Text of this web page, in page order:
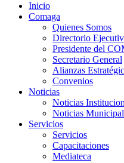
Inicio
Comaga
Quienes Somos
Directorio
Presidente del
Secretario General
Alianzas
Convenios
Noticias
Noticias
Noticias
Servicios
Servicios
Capacitaciones
Mediateca